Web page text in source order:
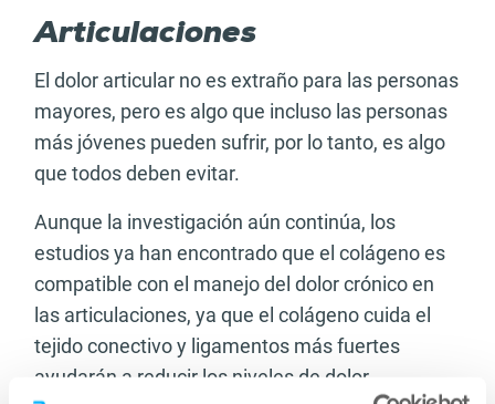
Articulaciones
El dolor articular no es extraño para las personas
mayores, pero es algo que incluso las personas
más jóvenes pueden sufrir, por lo tanto, es algo
que todos deben evitar.
Aunque la investigación aún continúa, los
estudios ya han encontrado que el colágeno es
compatible con el manejo del dolor crónico en
las articulaciones, ya que el colágeno cuida el
tejido conectivo y ligamentos más fuertes
ayudarán a reducir los niveles de dolor.